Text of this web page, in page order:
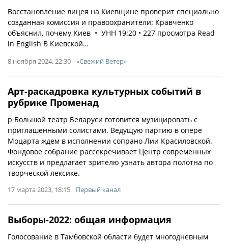
Восстановление лицея на Киевщине проверит специально
созданная комиссия и правоохранители: Кравченко
объяснил, почему Киев • УНН 19:20 • 227 просмотра Read
in English В Киевской…
8 ноября 2024, 22:30 «Свежий Ветер»
Арт-раскадровка культурных событий в
рубрике Променад
p Большой театр Беларуси готовится музицировать с
приглашенными солистами. Ведущую партию в опере
Моцарта ждем в исполнении сопрано Лии Красиловской.
Фондовое собрание рассекречивает Центр современных
искусств и предлагает зрителю узнать автора полотна по
творческой лексике.
17 марта 2023, 18:15 Первый канал
Выборы-2022: общая информация
Голосование в Тамбовской области будет многодневным